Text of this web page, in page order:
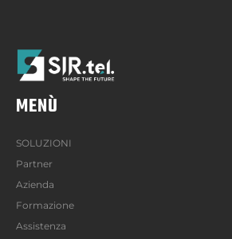
MENÙ
SOLUZIONI
Partner
Azienda
Formazione
Assistenza